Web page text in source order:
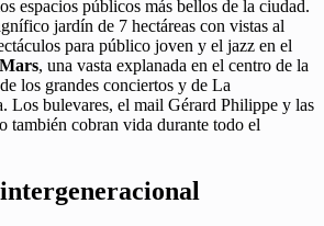
espacios públicos más bellos de la ciudad.
jardín de 7 hectáreas con vistas al
para público joven y el jazz en el
, una vasta explanada en el centro de la
los grandes conciertos y de La
Los bulevares, el mail Gérard Philippe y las
también cobran vida durante todo el